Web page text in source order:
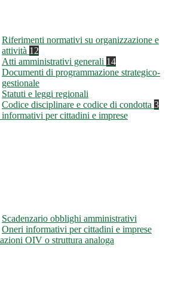
Riferimenti normativi su organizzazione e
attività 12
Atti amministrativi generali 14
Documenti di programmazione strategico-
gestionale
Statuti e leggi regionali
Codice disciplinare e codice di condotta 3
per cittadini e imprese
Scadenzario obblighi amministrativi
Oneri informativi per cittadini e imprese
OIV o struttura analoga